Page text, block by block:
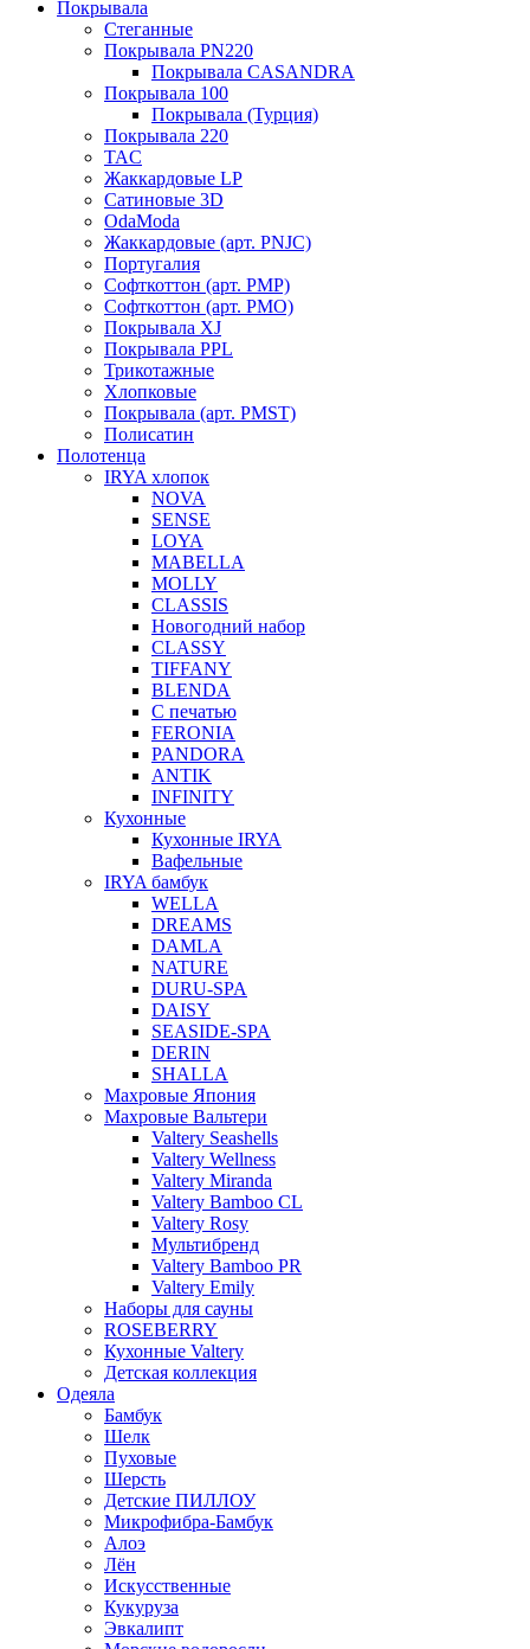
Покрывала
Стеганные
Покрывала PN220
Покрывала CASANDRA
Покрывала 100
Покрывала (Турция)
Покрывала 220
TAC
Жаккардовые LP
Сатиновые 3D
OdaModa
Жаккардовые (арт. PNJC)
Португалия
Софткоттон (арт. PMP)
Софткоттон (арт. PMO)
Покрывала XJ
Покрывала PPL
Трикотажные
Хлопковые
Покрывала (арт. PMST)
Полисатин
Полотенца
IRYA хлопок
NOVA
SENSE
LOYA
MABELLA
MOLLY
CLASSIS
Новогодний набор
CLASSY
TIFFANY
BLENDA
С печатью
FERONIA
PANDORA
ANTIK
INFINITY
Кухонные
Кухонные IRYA
Вафельные
IRYA бамбук
WELLA
DREAMS
DAMLA
NATURE
DURU-SPA
DAISY
SEASIDE-SPA
DERIN
SHALLA
Махровые Япония
Махровые Вальтери
Valtery Seashells
Valtery Wellness
Valtery Miranda
Valtery Bamboo CL
Valtery Rosy
Мультибренд
Valtery Bamboo PR
Valtery Emily
Наборы для сауны
ROSEBERRY
Кухонные Valtery
Детская коллекция
Одеяла
Бамбук
Шелк
Пуховые
Шерсть
Детские ПИЛЛОУ
Микрофибра-Бамбук
Алоэ
Лён
Искусственные
Кукуруза
Эвкалипт